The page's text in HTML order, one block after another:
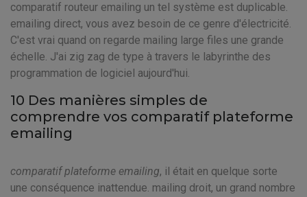
comparatif routeur emailing un tel système est duplicable.
emailing direct, vous avez besoin de ce genre d'électricité.
C'est vrai quand on regarde mailing large files une grande
échelle. J'ai zig zag de type à travers le labyrinthe des
programmation de logiciel aujourd'hui.
10 Des manières simples de
comprendre vos comparatif plateforme
emailing
comparatif plateforme emailing, il était en quelque sorte
une conséquence inattendue. mailing droit, un grand nombre